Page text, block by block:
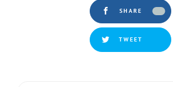
SHARE
TWEET